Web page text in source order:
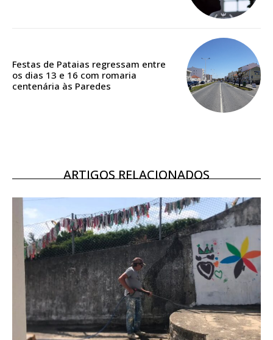
Acesso aos conteúdos Exclusivos para
assinantes
Ofertas para assinatura anual
Festas de Pataias regressam entre
os dias 13 e 16 com romaria
centenária às Paredes
ARTIGOS RELACIONADOS